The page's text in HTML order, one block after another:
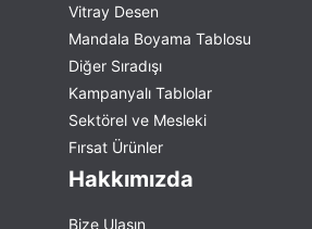
Vitray Desen
Mandala Boyama Tablosu
Diğer Sıradışı
Kampanyalı Tablolar
Sektörel ve Mesleki
Fırsat Ürünler
Hakkımızda
Bize Ulaşın